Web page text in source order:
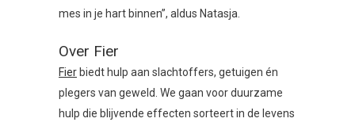
mes in je hart binnen”, aldus Natasja.
Over Fier
Fier biedt hulp aan slachtoffers, getuigen én
plegers van geweld. We gaan voor duurzame
hulp die blijvende effecten sorteert in de levens